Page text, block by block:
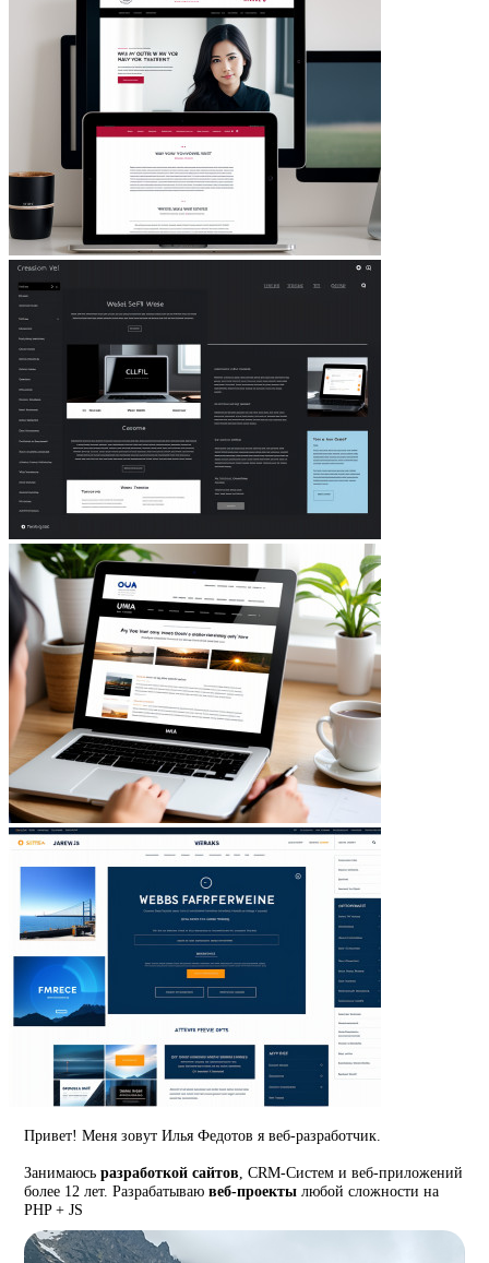
Привет! Меня зовут Илья Федотов я веб-разработчик.
Занимаюсьразработкой сайтов , CRM-Систем и веб-приложений
более 12 лет. Разрабатываювеб-проекты любой сложности на
PHP + JS